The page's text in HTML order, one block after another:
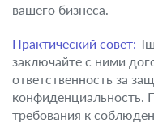
вашего бизнеса.
Практический совет:
заключайте с ними
ответственность за
конфиденциальность.
требования к